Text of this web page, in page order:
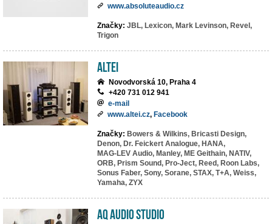
www.absoluteaudio.cz
Značky: JBL, Lexicon, Mark Levinson, Revel,
Trigon
ALTEI
Novodvorská 10, Praha 4
+420 731 012 941
e-mail
www.altei.cz, Facebook
Značky: Bowers & Wilkins, Bricasti Design,
Denon, Dr. Feickert Analogue, HANA,
MAG-LEV Audio, Manley, ME Geithain, NATIV,
ORB, Prism Sound, Pro-Ject, Reed, Roon Labs,
Sonus Faber, Sony, Sorane, STAX, T+A, Weiss,
Yamaha, ZYX
AQ Audio Studio